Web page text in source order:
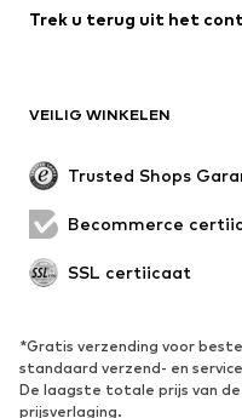
Mantels
Evenementen
SCHOENEN
Sneakers
Pumps & hakken
Sandalen
Trek u terug uit het
VEILIG WINKELEN
Trusted Shops
Becommerce
SSL certificaat
*Gratis verzending voor
standaard verzend- en
De laagste totale prijs van
prijsverlaging.